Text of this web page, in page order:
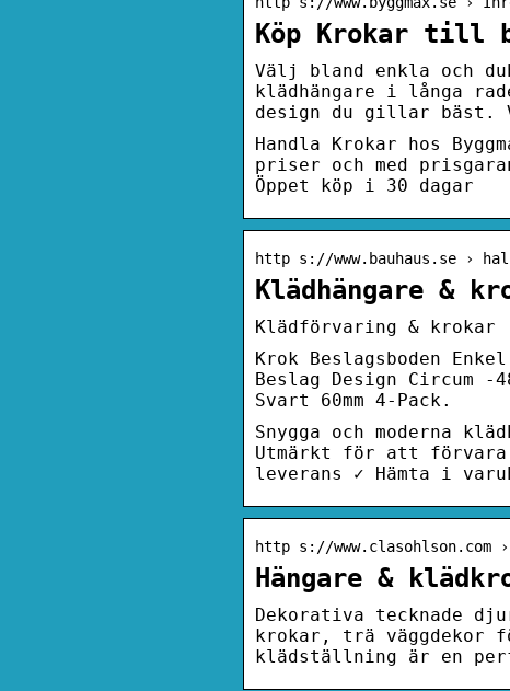
Köp Krokar till
Välj bland enkla och
klädhängare i långa
design du gillar bäst.
Handla Krokar hos
priser och med
Öppet köp i 30 dagar
http s://www.bauhaus.se ›
Klädhängare &
Klädförvaring & krokar
Krok Beslagsboden
Beslag Design Circum
Svart 60mm 4-Pack.
Snygga och moderna
Utmärkt för att förvara
leverans ✓ Hämta i
http s://www.clasohlson.com
Hängare &
Dekorativa tecknade
krokar, trä väggdekor
klädställning är en